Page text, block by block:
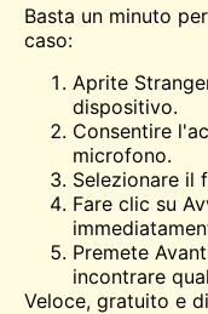
Basta un minuto
caso:
Aprite
dispositivo.
Consentire
microfono.
Selezionare il
Fare clic su
Premete
incontrare
Veloce, gratuito e